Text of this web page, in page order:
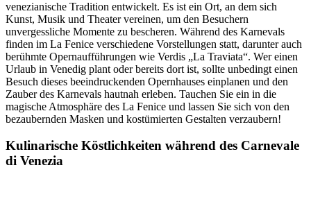
venezianische Tradition entwickelt. Es ist ein Ort, an dem sich
Kunst, Musik und Theater vereinen, um den Besuchern
unvergessliche Momente zu bescheren. Während des Karnevals
finden im La Fenice verschiedene Vorstellungen statt, darunter auch
berühmte Opernaufführungen wie Verdis „La Traviata“. Wer einen
Urlaub in Venedig plant oder bereits dort ist, sollte unbedingt einen
Besuch dieses beeindruckenden Opernhauses einplanen und den
Zauber des Karnevals hautnah erleben. Tauchen Sie ein in die
magische Atmosphäre des La Fenice und lassen Sie sich von den
bezaubernden Masken und kostümierten Gestalten verzaubern!
Kulinarische Köstlichkeiten während des Carnevale
di Venezia